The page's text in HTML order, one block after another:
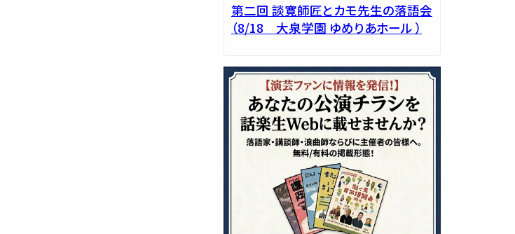
第二回 談寛師匠とカモ先生の落語会
（8/18 大泉学園 ゆめりあホール ）